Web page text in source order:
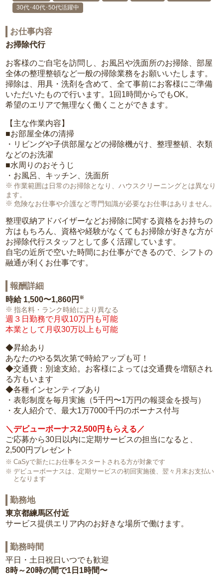
30代･40代･50代活躍中
お仕事内容
お掃除代行
お客様のご自宅を訪問し、お風呂や洗面所のお掃除、部屋
全体の整理整頓など一般の掃除業務をお願いいたします。
掃除は、用具・洗剤を含めて、全て事前にお客様にご準備
いただいたもので行います。1回1時間からでもOK。
希望のエリアで無理なく働くことができます。
【主な作業内容】
■お部屋全体の清掃
・リビングや子供部屋などの掃除機がけ、整理整頓、衣類
などのお洗濯
■水周りのおそうじ
・お風呂、キッチン、洗面所
作業範囲は日常のお掃除となり、ハウスクリーニングとは異なり
ます。
危険なお仕事や介護など専門知識が必要なお仕事はありません。
整理収納アドバイザーなどお掃除に関する資格をお持ちの
方はもちろん、資格や経験がなくてもお掃除が好きな方が
お掃除代行スタッフとして多く活躍しています。
自宅の近所で空いた時間にお仕事ができるので、シフトの
融通が利くお仕事です。
報酬詳細
時給 1,500〜1,860円 ※
指名料・ランク時給により異なる
週３日勤務で月収10万円も可能
本業として月収30万以上も可能
◆昇給あり
あなたのやる気次第で時給アップも可！
◆交通費：別途支給。お客様によっては交通費を増額され
る方もいます
◆各種インセンティブあり
・表彰制度を毎月実施（5千円〜1万円の報奨金を授与）
・友人紹介で、最大1万7000千円のボーナス付与
＼デビューボーナス2,500円もらえる／
ご応募から30日以内に定期サービスの担当になると、
2,500円プレゼント
CaSyで新たにお仕事をスタートされる方が対象です
デビューボーナスは、定期サービスの初回実施後、翌々月末お支払い
となります
勤務地
東京都練馬区付近
サービス提供エリア内のお好きな場所で働けます。
勤務時間
平日・土日祝日いつでも歓迎
8時～20時の間で1日1時間〜